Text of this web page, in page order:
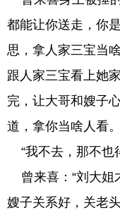
都能让你送走，你
思，拿人家三宝当
跟人家三宝看上她
完，让大哥和嫂子
道，拿你当啥人看
“我不去，那不也
曾来喜：“刘大姐
嫂子关系好，关老